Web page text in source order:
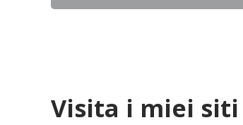
Visita i miei siti